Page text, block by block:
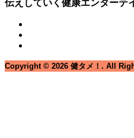
伝えしていく健康エンターテ
Copyright © 2026 健タメ！. All